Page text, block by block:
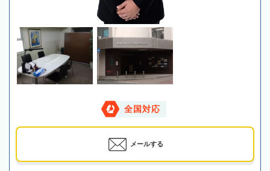
全国対応
メールする